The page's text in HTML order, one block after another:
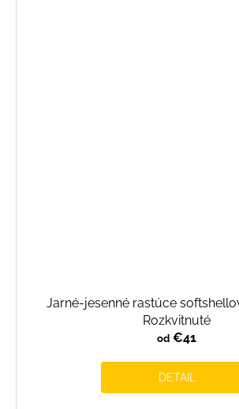
Jarné-jesenné rastúce
Rozkvitnuté
od €41
DETAIL